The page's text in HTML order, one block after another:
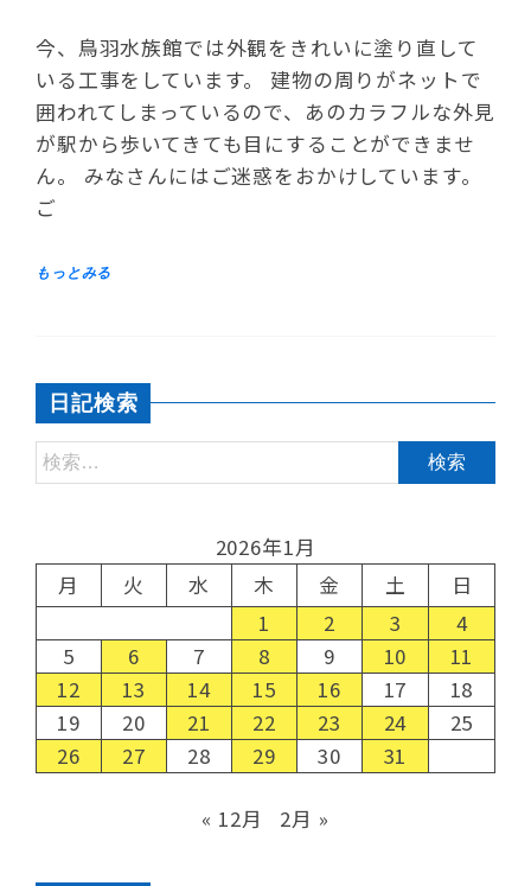
今、鳥羽水族館では外観をきれいに塗り直して
いる工事をしています。 建物の周りがネットで
囲われてしまっているので、あのカラフルな外見
が駅から歩いてきても目にすることができませ
ん。 みなさんにはご迷惑をおかけしています。
ご
日記検索
2026年1月
月
火 水 木 金 土
日
1
2 3
4
5
6 7 8 9 10
11
12
13 14 15 16 17
18
19
20 21 22 23 24
25
26
27 28 29 30 31
« 12月 2月 »